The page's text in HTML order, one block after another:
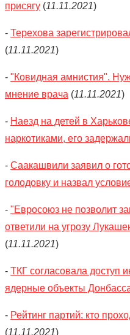
присягу (11.11.2021)
- Терехова
(11.11.2021)
- "Ковидная амнистия".
мнение врача (11.11.2021)
- Наезд на детей в
наркотиками, его
- Саакашвили заявил о
голодовку и назвал
- "Евросоюз не позволит
ответили на угрозу
(11.11.2021)
- ТКГ согласовала доступ
ядерные объекты
- Рейтинг партий: кто
(11.11.2021)